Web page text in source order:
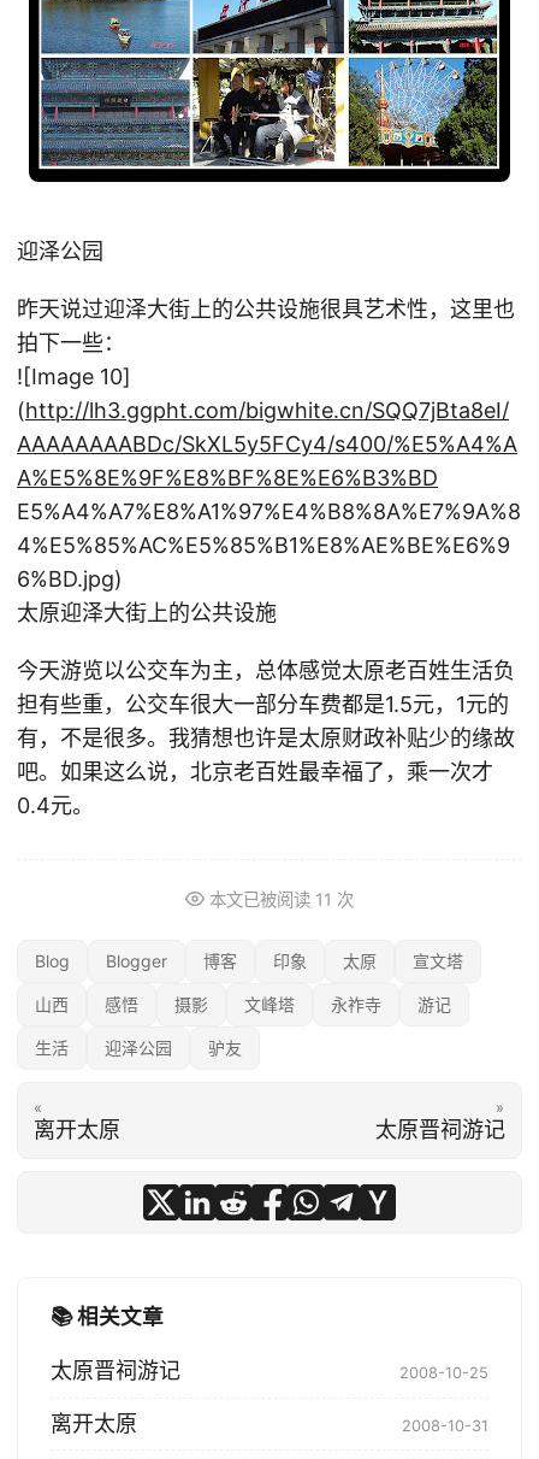
迎泽公园
昨天说过迎泽大街上的公共设施很具艺术性，这里也
拍下一些：
![Image 10]
(http://lh3.ggpht.com/bigwhite.cn/SQQ7jBta8eI/
AAAAAAAABDc/SkXL5y5FCy4/s400/%E5%A4%A
A%E5%8E%9F%E8%BF%8E%E6%B3%BD
E5%A4%A7%E8%A1%97%E4%B8%8A%E7%9A%8
4%E5%85%AC%E5%85%B1%E8%AE%BE%E6%9
6%BD.jpg)
太原迎泽大街上的公共设施
今天游览以公交车为主，总体感觉太原老百姓生活负
担有些重，公交车很大一部分车费都是1.5元，1元的
有，不是很多。我猜想也许是太原财政补贴少的缘故
吧。如果这么说，北京老百姓最幸福了，乘一次才
0.4元。
本文已被阅读 11 次
Blog Blogger 博客 印象 太原 宣文塔
山西 感悟 摄影 文峰塔 永祚寺 游记
生活 迎泽公园 驴友
«
离开太原
»
太原晋祠游记
📚 相关文章
太原晋祠游记 2008-10-25
离开太原 2008-10-31